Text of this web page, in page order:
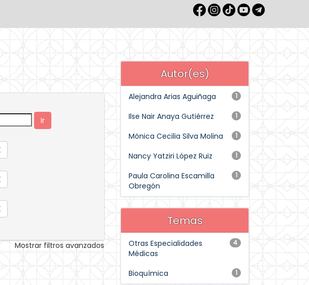
Mostrar filtros avanzados
Autor(es)
1
Alejandra Arias Aguiñaga
1
Ilse Nair Anaya Gutiérrez
1
Mónica Cecilia Silva Molina
1
Nancy Yatziri López Ruiz
1
Paula Carolina Escamilla
Obregón
Temas
4
Otras Especialidades
Médicas
1
Bioquímica